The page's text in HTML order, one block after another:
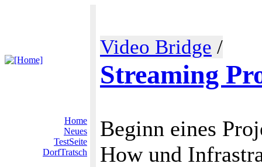
Video Bridge /
Streaming
Home
Neues
TestSeite
DorfTratsch
Beginn eines
How und